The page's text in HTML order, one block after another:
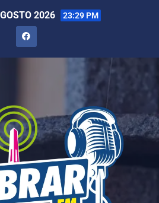
2026 23:29 PM